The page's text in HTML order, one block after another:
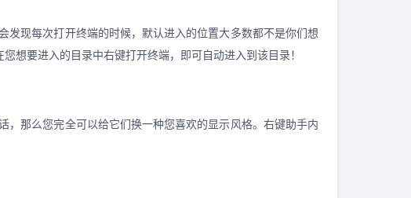
现每次打开终端的时候，默认进入的位置大多数都不是你们想
想要进入的目录中右键打开终端，即可自动进入到该目录！
那么您完全可以给它们换一种您喜欢的显示风格。右键助手内